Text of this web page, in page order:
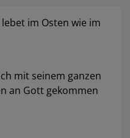
im Osten wie im
mit seinem ganzen
an Gott gekommen